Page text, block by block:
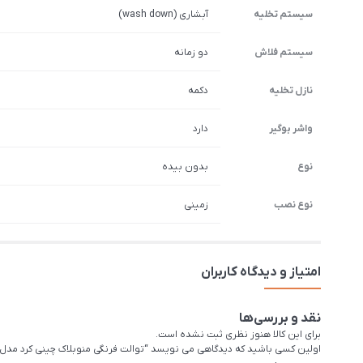
سیستم تخلیه آبشاری (wash down)
سیستم فلاش دو زمانه
نازل تخلیه دکمه
واشر بوگیر دارد
نوع بدون بیده
نوع نصب زمینی
امتیاز و دیدگاه کاربران
نقد و بررسی‌ها
برای این کالا هنوز نظری ثبت نشده است.
اولین کسی باشید که دیدگاهی می نویسد “توالت فرنگی منوبلاک چینی کرد مدل